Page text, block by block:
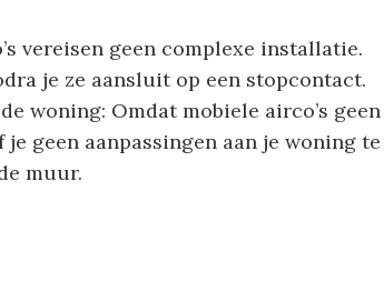
vereisen geen complexe installatie.
je ze aansluit op een stopcontact.
woning: Omdat mobiele airco’s geen
geen aanpassingen aan je woning te
muur.